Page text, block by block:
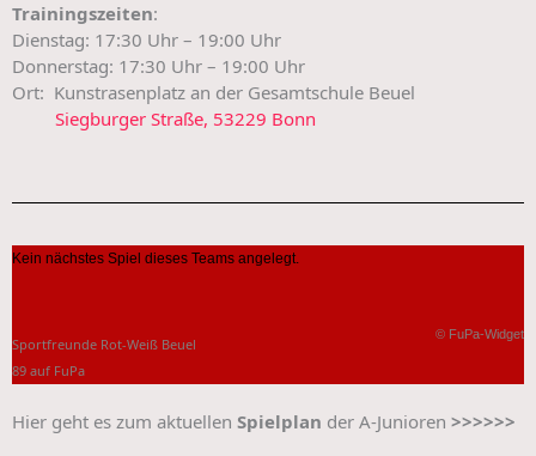
Trainingszeiten:
Dienstag: 17:30 Uhr – 19:00 Uhr
Donnerstag: 17:30 Uhr – 19:00 Uhr
Ort: Kunstrasenplatz an der Gesamtschule Beuel
Siegburger Straße, 53229 Bonn
Kein nächstes Spiel dieses Teams angelegt.
© FuPa-Widget
Sportfreunde Rot-Weiß Beuel
89 auf FuPa
Hier geht es zum aktuellen Spielplan der A-Junioren >>>>>>